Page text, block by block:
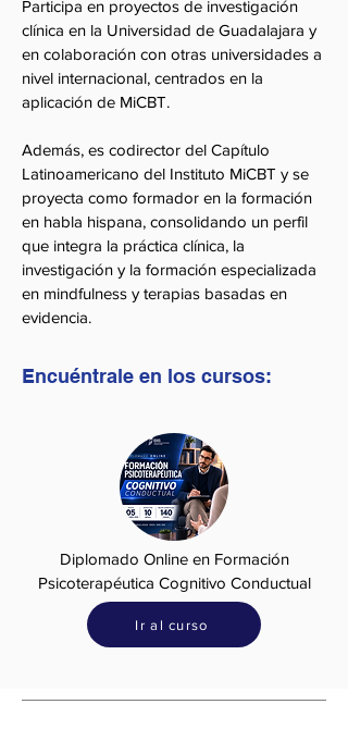
Participa en proyectos de investigación
clínica en la Universidad de Guadalajara y
en colaboración con otras universidades a
nivel internacional, centrados en la
aplicación de MiCBT.
Además, es codirector del Capítulo
Latinoamericano del Instituto MiCBT y se
proyecta como formador en la formación
en habla hispana, consolidando un perfil
que integra la práctica clínica, la
investigación y la formación especializada
en mindfulness y terapias basadas en
evidencia.
Encuéntrale en los cursos:
Diplomado Online en Formación
Psicoterapéutica Cognitivo Conductual
Ir al curso